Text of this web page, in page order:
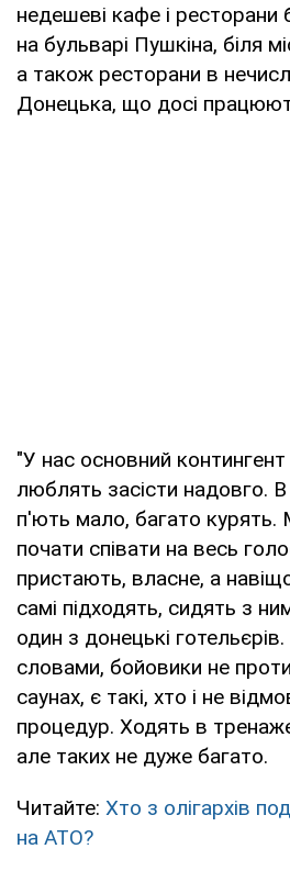
недешеві кафе і ресторани
на бульварі Пушкіна, біля
а також ресторани в
Донецька, що досі
"У нас основний
люблять засісти надовго.
п'ють мало, багато курять.
почати співати на весь
пристають, власне, а
самі підходять, сидять з
один з донецькі
словами, бойовики не
саунах, є такі, хто і не
процедур. Ходять в
але таких не дуже багато.
Читайте: Хто з олігархів
на АТО?